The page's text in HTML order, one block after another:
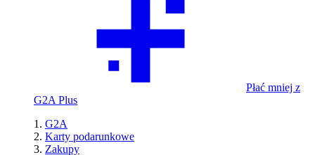
Płać mniej z
G2A Plus
G2A
Karty podarunkowe
Zakupy